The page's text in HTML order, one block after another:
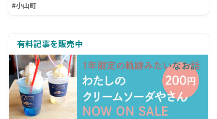
#小山町
有料記事を販売中